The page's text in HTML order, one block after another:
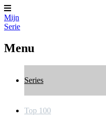
Mijn
Serie
Menu
Series
Top 100